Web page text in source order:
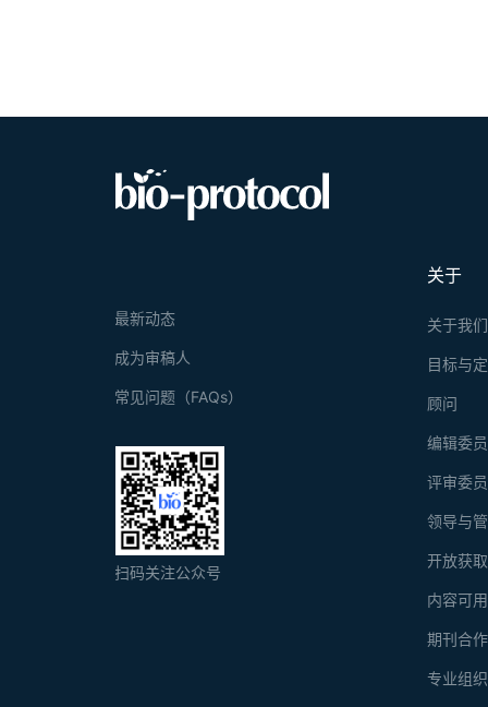
关于
关于我们
目标与
顾问
编辑委
评审委
领导与
开放获
内容可
期刊合
专业组
最新动态
成为审稿人
常见问题（FAQs）
扫码关注公众号